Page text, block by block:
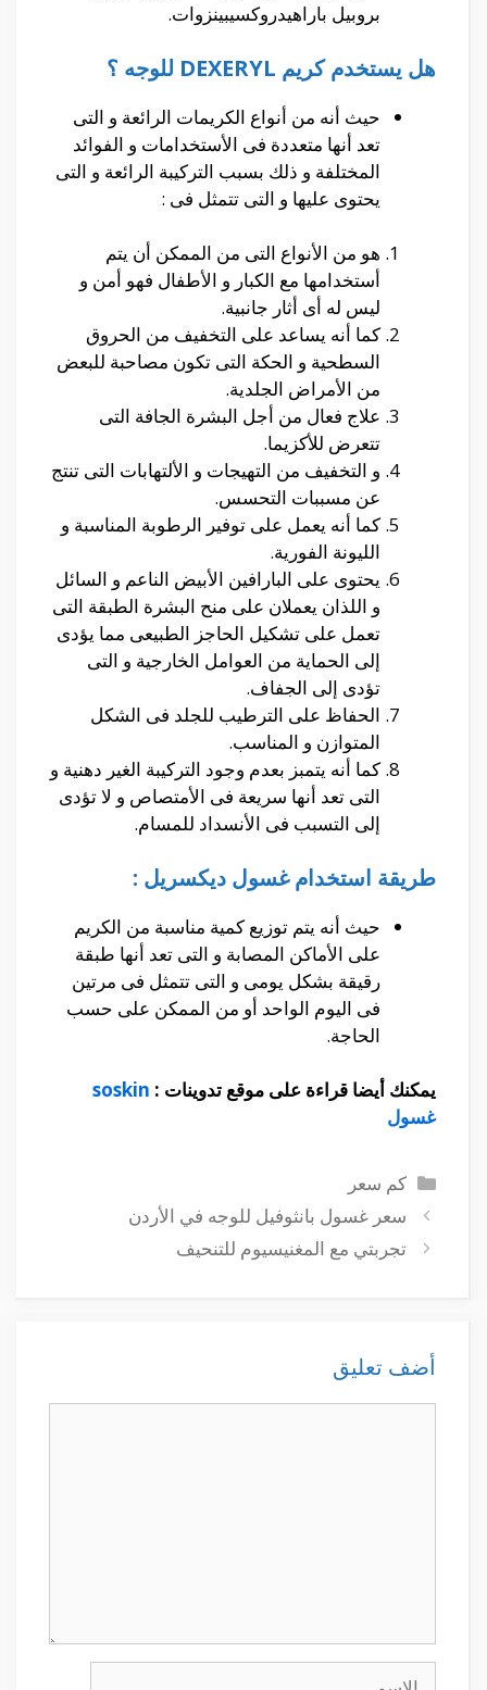
بروبيل باراهيدروكسيبينزوات.
هل يستخدم كريم DEXERYL للوجه ؟
حيث أنه من أنواع الكريمات الرائعة و التى
تعد أنها متعددة فى الأستخدامات و الفوائد
المختلفة و ذلك بسبب التركيبة الرائعة و التى
يحتوى عليها و التى تتمثل فى :
هو من الأنواع التى من الممكن أن يتم
أستخدامها مع الكبار و الأطفال فهو أمن و
ليس له أى أثار جانبية.
كما أنه يساعد على التخفيف من الحروق
السطحية و الحكة التى تكون مصاحبة للبعض
من الأمراض الجلدية.
علاج فعال من أجل البشرة الجافة التى
تتعرض للأكزيما.
و التخفيف من التهيجات و الألتهابات التى تنتج
عن مسببات التحسس.
كما أنه يعمل على توفير الرطوبة المناسبة و
الليونة الفورية.
يحتوى على البارافين الأبيض الناعم و السائل
و اللذان يعملان على منح البشرة الطبقة التى
تعمل على تشكيل الحاجز الطبيعى مما يؤدى
إلى الحماية من العوامل الخارجية و التى
تؤدى إلى الجفاف.
الحفاظ على الترطيب للجلد فى الشكل
المتوازن و المناسب.
كما أنه يتمبز بعدم وجود التركيبة الغير دهنية و
التى تعد أنها سريعة فى الأمتصاص و لا تؤدى
إلى التسبب فى الأنسداد للمسام.
طريقة استخدام غسول ديكسريل :
حيث أنه يتم توزيع كمية مناسبة من الكريم
على الأماكن المصابة و التى تعد أنها طبقة
رقيقة بشكل يومى و التى تتمثل فى مرتين
فى اليوم الواحد أو من الممكن على حسب
الحاجة.
يمكنك أيضا قراءة على موقع تدوينات : soskin
غسول
التصنيفات
كم سعر
سعر غسول بانثوفيل للوجه في الأردن
تجربتي مع المغنيسيوم للتنحيف
أضف تعليق
الاسم